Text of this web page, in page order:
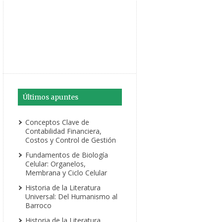
Últimos apuntes
Conceptos Clave de
Contabilidad Financiera,
Costos y Control de Gestión
Fundamentos de Biología
Celular: Organelos,
Membrana y Ciclo Celular
Historia de la Literatura
Universal: Del Humanismo al
Barroco